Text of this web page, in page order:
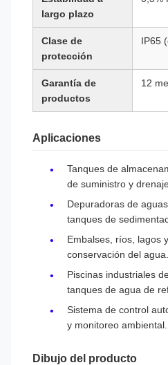
largo plazo
Clase de
protección
IP65
Garantía de
productos
12
Aplicaciones
Tanques de
de suministro y
Depuradoras de
tanques de
Embalses, ríos, lagos
conservación del agua.
Piscinas industriales
tanques de agua de
Sistema de control
y monitoreo ambiental.
Dibujo del producto